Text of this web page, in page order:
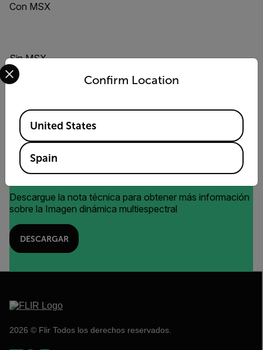
Con MSX
Sin MSX
Con MSX
Nota técnica sobre MSX
Descargue la nota técnica para obtener más información
sobre la Imagen dinámica multiespectral
DESCARGAR
2026 © Flir Todos los derechos reservados.
Confirm Location
Select your preferred country and language from the
Available Locations
United States
Spain